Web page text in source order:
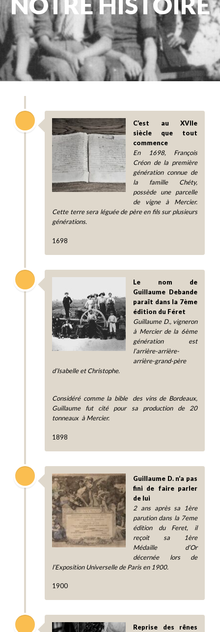
C’est au XVIIe
siècle que tout
commence
En 1698, François
Créon de la première
génération connue de
la famille Chéty,
possède une parcelle
de vigne à Mercier.
Cette terre sera léguée de père en fils sur plusieurs
générations.
1698
Le nom de
Guillaume Debande
paraît dans la 7ème
édition du Féret
Guillaume D., vigneron
à Mercier de la 6ème
génération est
l’arrière-arrière-
arrière-grand-père
d’Isabelle et Christophe.
Considéré comme la bible des vins de Bordeaux,
Guillaume fut cité pour sa production de 20
tonneaux à Mercier.
1898
Guillaume D. n’a pas
fini de faire parler
de lui
2 ans après sa 1ère
parution dans la 7eme
édition du Feret, il
reçoit sa 1ère
Médaille d’Or
décernée lors de
l’Exposition Universelle de Paris en 1900.
1900
Reprise des rênes